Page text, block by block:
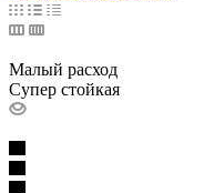
Малый расход
Супер стойкая